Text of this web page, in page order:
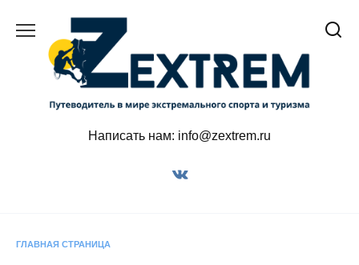
содержанию
Написать нам: info@zextrem.ru
ГЛАВНАЯ СТРАНИЦА